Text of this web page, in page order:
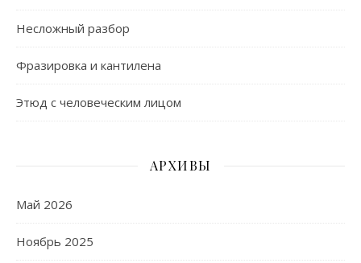
Несложный разбор
Фразировка и кантилена
Этюд с человеческим лицом
АРХИВЫ
Май 2026
Ноябрь 2025